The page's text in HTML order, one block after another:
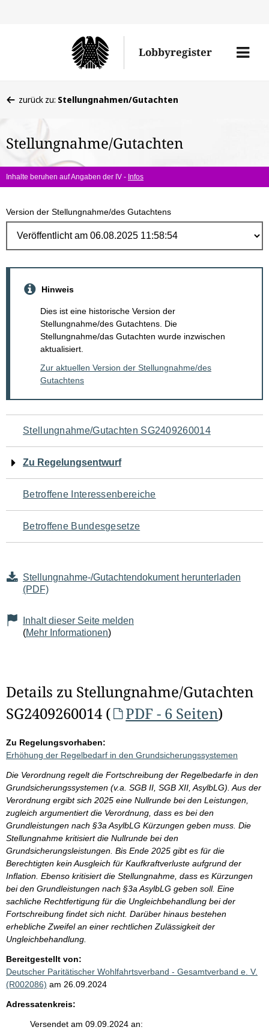
Lobbyregister
Menü
befinden
hier:
zurück zu: Stellungnahmen/Gutachten
Stellungnahme/Gutachten
Inhalte beruhen auf Angaben der IV - Infos
Version der Stellungnahme/des Gutachtens
Hinweis
Dies ist eine historische Version der
Stellungnahme/des Gutachtens. Die
Stellungnahme/das Gutachten wurde inzwischen
aktualisiert.
Zur aktuellen Version der Stellungnahme/des
Gutachtens
Navigation
für
den
Seiteninhalt
Stellungnahme/Gutachten SG2409260014
Zu Regelungsentwurf
Betroffene Interessenbereiche
Betroffene Bundesgesetze
Stellungnahme-/Gutachtendokument herunterladen
(PDF)
Inhalt dieser Seite melden
(Mehr Informationen)
Details zu Stellungnahme/Gutachten
SG2409260014 (
PDF - 6 Seiten)
Zu Regelungsvorhaben:
Erhöhung der Regelbedarf in den Grundsicherungssystemen
Die Verordnung regelt die Fortschreibung der Regelbedarfe in den
Grundsicherungssystemen (v.a. SGB II, SGB XII, AsylbLG). Aus der
Verordnung ergibt sich 2025 eine Nullrunde bei den Leistungen,
zugleich argumentiert die Verordnung, dass es bei den
Grundleistungen nach §3a AsylbLG Kürzungen geben muss. Die
Stellungnahme kritisiert die Nullrunde bei den
Grundsicherungsleistungen. Bis Ende 2025 gibt es für die
Berechtigten kein Ausgleich für Kaufkraftverluste aufgrund der
Inflation. Ebenso kritisiert die Stellungnahme, dass es Kürzungen
bei den Grundleistungen nach §3a AsylbLG geben soll. Eine
sachliche Rechtfertigung für die Ungleichbehandlung bei der
Fortschreibung findet sich nicht. Darüber hinaus bestehen
erhebliche Zweifel an einer rechtlichen Zulässigkeit der
Ungleichbehandlung.
Bereitgestellt von:
Deutscher Paritätischer Wohlfahrtsverband - Gesamtverband e. V.
(R002086) am 26.09.2024
Adressatenkreis:
Versendet am 09.09.2024 an: